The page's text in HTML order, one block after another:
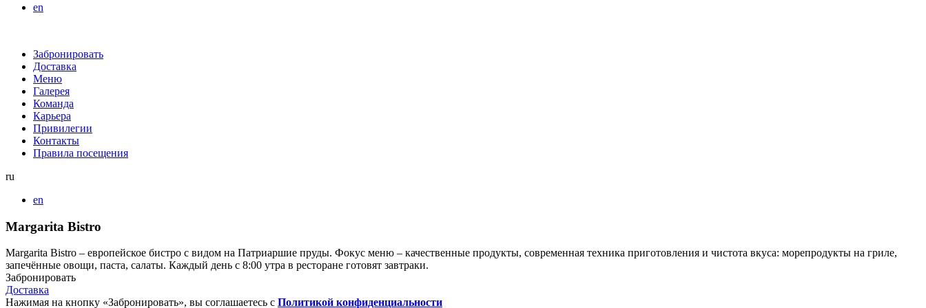
en
Забронировать
Доставка
Меню
Галерея
Команда
Карьера
Привилегии
Контакты
Правила посещения
ru
en
Margarita Bistro
Margarita Bistro – европейское бистро с видом на Патриаршие пруды. Фокус меню – качественные продукты, современная техника приготовления и чистота вкуса: морепродукты на гриле,
запечённые овощи, паста, салаты. Каждый день с 8:00 утра в ресторане готовят завтраки.
Забронировать
Доставка
Нажимая на кнопку «Забронировать», вы соглашаетесь с Политикой конфиденциальности